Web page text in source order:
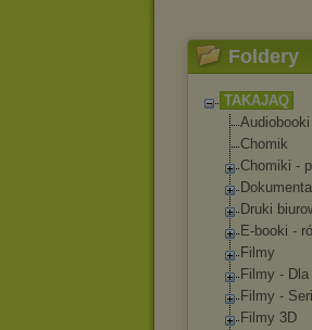
Foldery
TAKAJAQ
Audiobooki
Chomik
Chomiki -
Druki
E-booki -
Filmy
Filmy -
Filmy -
Filmy 3D